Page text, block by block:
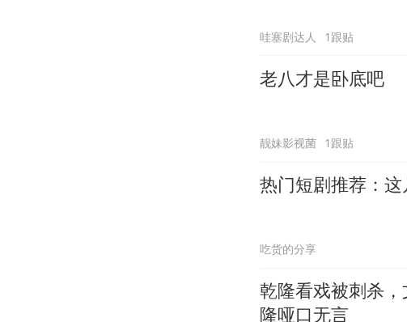
哇塞剧达人 1跟贴
老八才是卧底吧
靓妹影视菌 1跟贴
热门短剧推荐：这
吃货的分享
乾隆看戏被刺杀
隆哑口无言